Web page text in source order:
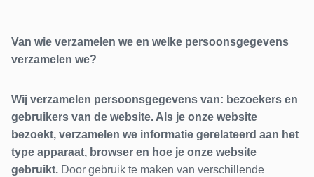
Van wie verzamelen we en welke persoonsgegevens
verzamelen we?
Wij verzamelen persoonsgegevens van: bezoekers en
gebruikers van de website. Als je onze website
bezoekt, verzamelen we informatie gerelateerd aan het
type apparaat, browser en hoe je onze website
gebruikt. Door gebruik te maken van verschillende